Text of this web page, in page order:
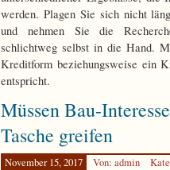
werden. Plagen Sie sich nicht
und nehmen Sie die
schlichtweg selbst in die Hand.
Kreditform beziehungsweise ein
entspricht.
Müssen Bau-
Tasche greifen
November 15, 2017 Von: admin